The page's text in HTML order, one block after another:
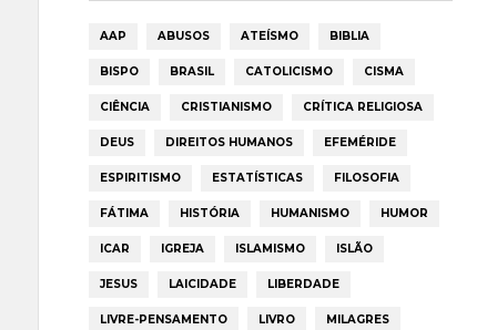
AAP ABUSOS ATEÍSMO BIBLIA
BISPO BRASIL CATOLICISMO CISMA
CIÊNCIA CRISTIANISMO CRÍTICA RELIGIOSA
DEUS DIREITOS HUMANOS EFEMÉRIDE
ESPIRITISMO ESTATÍSTICAS FILOSOFIA
FÁTIMA HISTÓRIA HUMANISMO HUMOR
ICAR IGREJA ISLAMISMO ISLÃO
JESUS LAICIDADE LIBERDADE
LIVRE-PENSAMENTO LIVRO MILAGRES